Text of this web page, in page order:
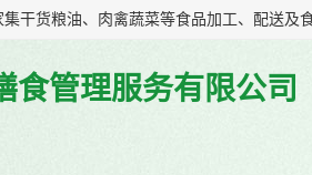
食管理服务有限公司